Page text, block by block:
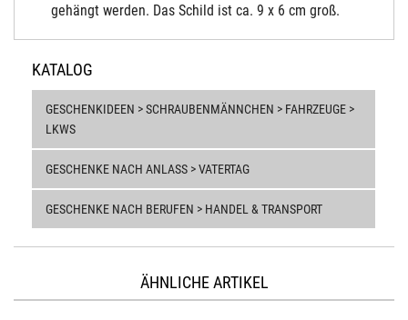
gehängt werden. Das Schild ist ca. 9 x 6 cm groß.
KATALOG
GESCHENKIDEEN > SCHRAUBENMÄNNCHEN > FAHRZEUGE >
LKWS
GESCHENKE NACH ANLASS > VATERTAG
GESCHENKE NACH BERUFEN > HANDEL & TRANSPORT
ÄHNLICHE ARTIKEL